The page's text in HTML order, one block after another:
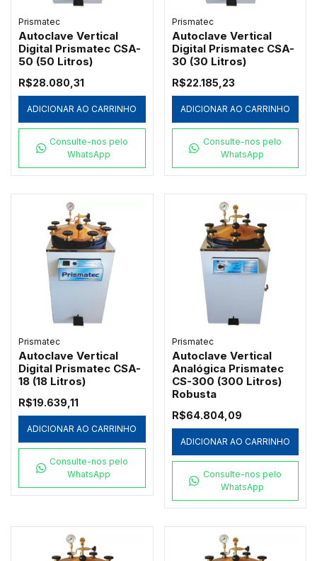
Prismatec
Autoclave Vertical
Digital Prismatec CSA-
50 (50 Litros)
R$28.080,31
ADICIONAR AO CARRINHO
Consulte-nos pelo
WhatsApp
Prismatec
Autoclave Vertical
Digital Prismatec CSA-
30 (30 Litros)
R$22.185,23
ADICIONAR AO CARRINHO
Consulte-nos pelo
WhatsApp
Prismatec
Autoclave Vertical
Digital Prismatec CSA-
18 (18 Litros)
R$19.639,11
ADICIONAR AO CARRINHO
Consulte-nos pelo
WhatsApp
Prismatec
Autoclave Vertical
Analógica Prismatec
CS-300 (300 Litros)
Robusta
R$64.804,09
ADICIONAR AO CARRINHO
Consulte-nos pelo
WhatsApp